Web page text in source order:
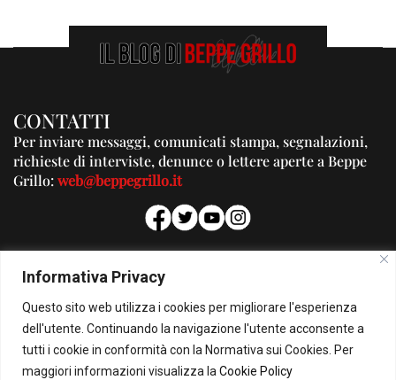
Informativa Privacy
Questo sito web utilizza i cookies per migliorare l'esperienza
dell'utente. Continuando la navigazione l'utente acconsente a
tutti i cookie in conformità con la Normativa sui Cookies. Per
maggiori informazioni visualizza la Cookie Policy
CONTATTI
Per inviare messaggi, comunicati stampa, segnalazioni,
richieste di interviste, denunce o lettere aperte a Beppe
Grillo:web@beppegrillo.it
PUBBLICITA'
Per la tua pubblicità su questo Blog:
pubblicita@beppegrillo.it